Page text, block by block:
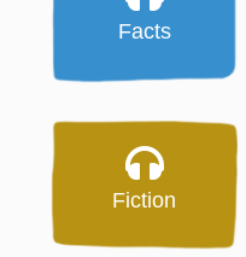
Facts
Fiction